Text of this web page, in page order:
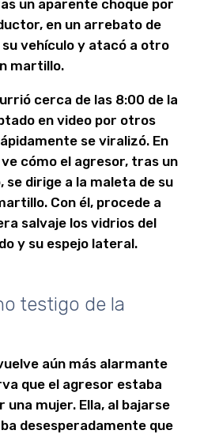
un aparente choque por
en un arrebato de
vehículo y atacó a otro
martillo.
cerca de las 8:00 de la
en video por otros
se viralizó. En
cómo el agresor, tras un
dirige a la maleta de su
Con él, procede a
salvaje los vidrios del
y su espejo lateral.
testigo de la
aún más alarmante
que el agresor estaba
una mujer. Ella, al bajarse
desesperadamente que